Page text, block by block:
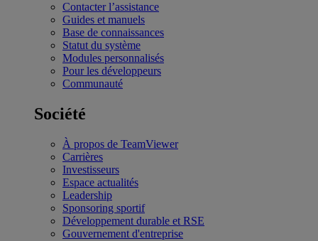
Contacter l’assistance
Guides et manuels
Base de connaissances
Statut du système
Modules personnalisés
Pour les développeurs
Communauté
Société
À propos de TeamViewer
Carrières
Investisseurs
Espace actualités
Leadership
Sponsoring sportif
Développement durable et RSE
Gouvernement d'entreprise